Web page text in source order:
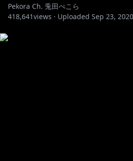
【特典】
⋈ －－－－－－－－－－－－－
Pekora Ch. 兎田ぺこら
418,641views · Uploaded Sep 23, 2020